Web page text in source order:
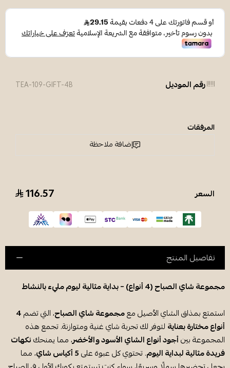
رقم الموديل TEA-109-GIFT-4B
المرفقات
إضافة ملاحظة
السعر 116.57
تفاصيل المنتج
مجموعة شاي الصباح (4 أنواع) – بداية مثالية ليوم مليء بالنشاط
استمتع بمذاق الشاي الأصيل معمجموعة شاي الصباح، التي تضم4
أنواع مختارة بعناية لتوفر لك تجربة شاي غنية ومتوازنة. تجمع هذه
المجموعة بينأجود أنواع الشاي الأسود والأخضر، مما يمنحكنكهات
فريدة مثالية لبداية اليوم. تحتوي كل عبوة على5 أكياس شاي
، مما